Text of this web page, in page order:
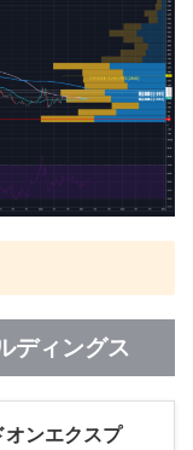
ディングス
ンエクスプ